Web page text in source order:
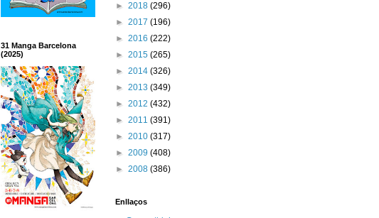
31 Manga Barcelona
(2025)
► 2018 (296)
► 2017 (196)
► 2016 (222)
► 2015 (265)
► 2014 (326)
► 2013 (349)
► 2012 (432)
► 2011 (391)
► 2010 (317)
► 2009 (408)
► 2008 (386)
Enllaços